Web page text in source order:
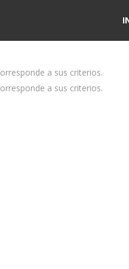
a sus criterios.
a sus criterios.